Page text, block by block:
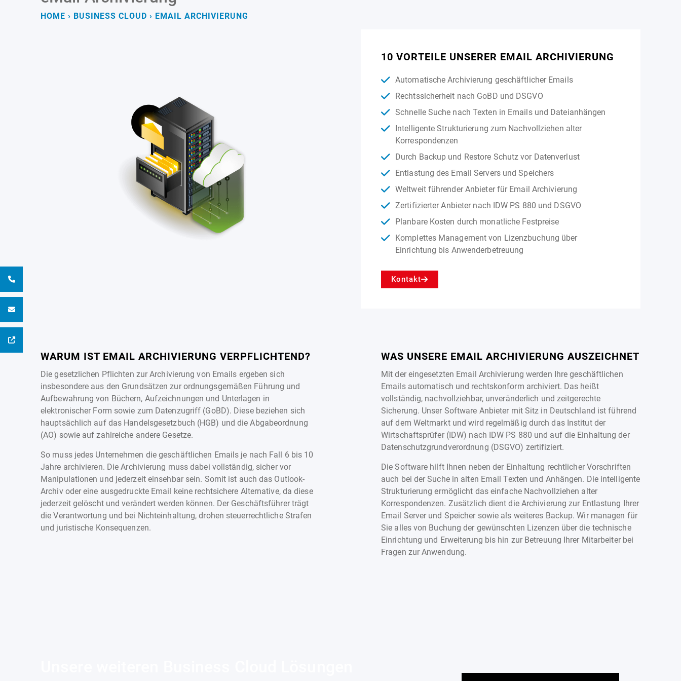
HOME › BUSINESS CLOUD › EMAIL ARCHIVIERUNG
10 VORTEILE UNSERER EMAIL ARCHIVIERUNG
Automatische Archivierung geschäftlicher Emails
Rechtssicherheit nach GoBD und DSGVO
Schnelle Suche nach Texten in Emails und Dateianhängen
Intelligente Strukturierung zum Nachvollziehen alter
Korrespondenzen
Durch Backup und Restore Schutz vor Datenverlust
Entlastung des Email Servers und Speichers
Weltweit führender Anbieter für Email Archivierung
Zertifizierter Anbieter nach IDW PS 880 und DSGVO
Planbare Kosten durch monatliche Festpreise
Komplettes Management von Lizenzbuchung über
Einrichtung bis Anwenderbetreuung
Kontakt
WARUM IST EMAIL ARCHIVIERUNG VERPFLICHTEND?
Die gesetzlichen Pflichten zur Archivierung von Emails ergeben sich
insbesondere aus den Grundsätzen zur ordnungsgemäßen Führung und
Aufbewahrung von Büchern, Aufzeichnungen und Unterlagen in
elektronischer Form sowie zum Datenzugriff (GoBD). Diese beziehen sich
hauptsächlich auf das Handelsgesetzbuch (HGB) und die Abgabeordnung
(AO) sowie auf zahlreiche andere Gesetze.
So muss jedes Unternehmen die geschäftlichen Emails je nach Fall 6 bis 10
Jahre archivieren. Die Archivierung muss dabei vollständig, sicher vor
Manipulationen und jederzeit einsehbar sein. Somit ist auch das Outlook-
Archiv oder eine ausgedruckte Email keine rechtsichere Alternative, da diese
jederzeit gelöscht und verändert werden können. Der Geschäftsführer trägt
die Verantwortung und bei Nichteinhaltung, drohen steuerrechtliche Strafen
und juristische Konsequenzen.
WAS UNSERE EMAIL ARCHIVIERUNG AUSZEICHNET
Mit der eingesetzten Email Archivierung werden Ihre geschäftlichen
Emails automatisch und rechtskonform archiviert. Das heißt
vollständig, nachvollziehbar, unveränderlich und zeitgerechte
Sicherung. Unser Software Anbieter mit Sitz in Deutschland ist führend
auf dem Weltmarkt und wird regelmäßig durch das Institut der
Wirtschaftsprüfer (IDW) nach IDW PS 880 und auf die Einhaltung der
Datenschutzgrundverordnung (DSGVO) zertifiziert.
Die Software hilft Ihnen neben der Einhaltung rechtlicher Vorschriften
auch bei der Suche in alten Email Texten und Anhängen. Die intelligente
Strukturierung ermöglicht das einfache Nachvollziehen alter
Korrespondenzen. Zusätzlich dient die Archivierung zur Entlastung Ihrer
Email Server und Speicher sowie als weiteres Backup. Wir managen für
Sie alles von Buchung der gewünschten Lizenzen über die technische
Einrichtung und Erweiterung bis hin zur Betreuung Ihrer Mitarbeiter bei
Fragen zur Anwendung.